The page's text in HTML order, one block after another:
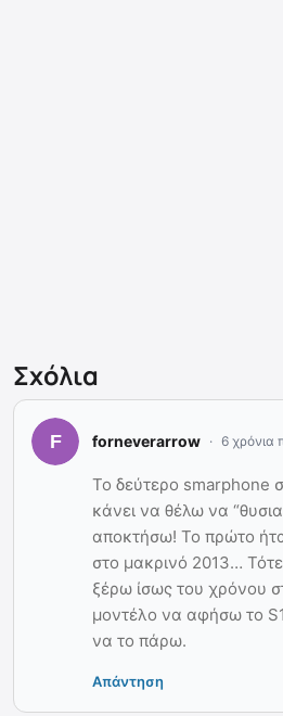
Σχόλια
forneverarrow 6 χρόνια
Το δεύτερο smarphone
κάνει να θέλω να
αποκτήσω! Το πρώτο
στο μακρινό 2013…
ξέρω ίσως του χρόνου
μοντέλο να αφήσω το
να το πάρω.
Απάντηση